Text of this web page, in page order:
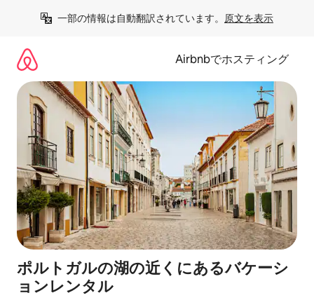
一部の情報は自動翻訳されています。 原文を表示
Airbnbでホスティング
ポルトガルの湖の近くにあるバケーシ
ョンレンタル